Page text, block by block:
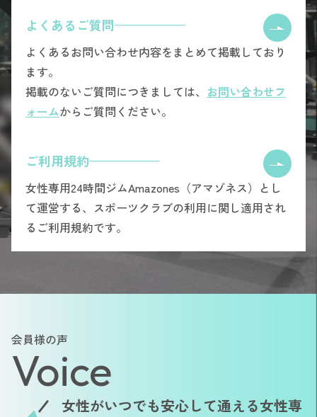
よくあるご質問
よくあるお問い合わせ内容をまとめて掲載しており
ます。
掲載のないご質問につきましては、 お問い合わせフ
ォームからご質問ください。
ご利用規約
女性専用24時間ジムAmazones（アマゾネス）とし
て運営する、スポーツクラブの利用に関し適用され
るご利用規約です。
会員様の声
Voice
女性がいつでも安心して通える女性専